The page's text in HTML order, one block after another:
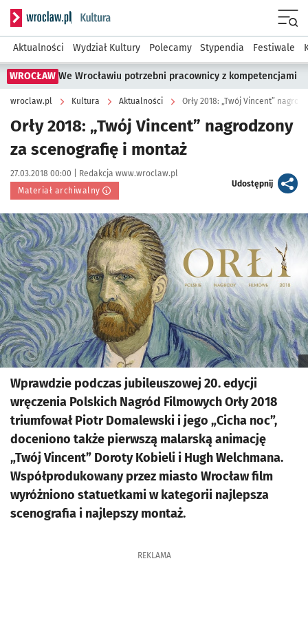
Serwis informacyjny wroclaw.pl podserwis: Kultura
Aktualności Wydział Kultury Polecamy Stypendia Festiwale
WROCŁAW We Wrocławiu potrzebni pracownicy z kompetencjami
wroclaw.pl Kultura Aktualności Orły 2018: „Twój Vincent”
Orły 2018: „Twój Vincent” nagrodzony
za scenografię i montaż
Data publikacji:
27.03.2018 00:00 | Autor:
Redakcja www.wroclaw.pl
Materiał archiwalny
Udostępnijartykuł
Kliknij, aby powiększyć
Wprawdzie podczas jubileuszowej 20. edycji
wręczenia Polskich Nagród Filmowych Orły 2018
triumfował Piotr Domalewski i jego „Cicha noc”,
doceniono także pierwszą malarską animację
„Twój Vincent” Doroty Kobieli i Hugh Welchmana.
Współprodukowany przez miasto Wrocław film
wyróżniono statuetkami w kategorii najlepsza
scenografia i najlepszy montaż.
REKLAMA